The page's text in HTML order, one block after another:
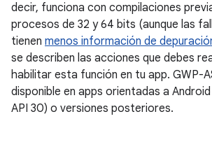
decir, funciona con compilaciones
procesos de 32 y 64 bits (aunque las
tienen menos información de
se describen las acciones que debes
habilitar esta función en tu app. GWP-
disponible en apps orientadas a Android
API 30) o versiones posteriores.